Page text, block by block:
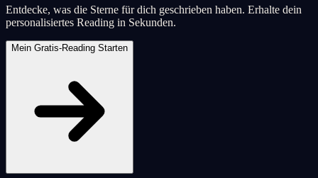
Entdecke, was die Sterne für dich geschrieben haben. Erhalte dein
personalisiertes Reading in Sekunden.
Mein Gratis-Reading Starten